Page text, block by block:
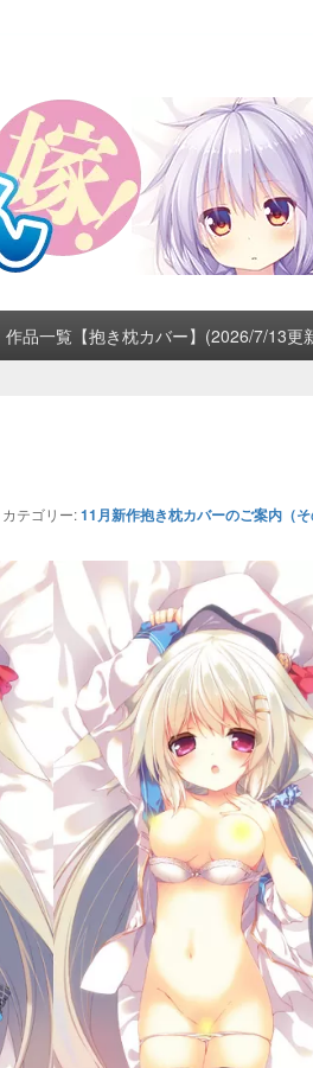
作品一覧【抱き枕カバー】(2026/7/13更
カテゴリー:11月新作抱き枕カバーのご案内（そ